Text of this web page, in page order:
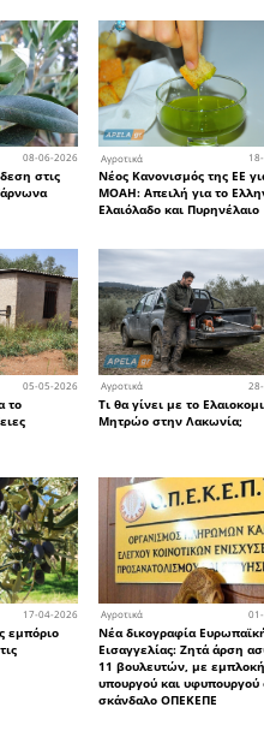
δουλοπάροικοι,
εντομοφάγοι
«αγκαζέ» με
της Λακωνίας
Οικονομικών